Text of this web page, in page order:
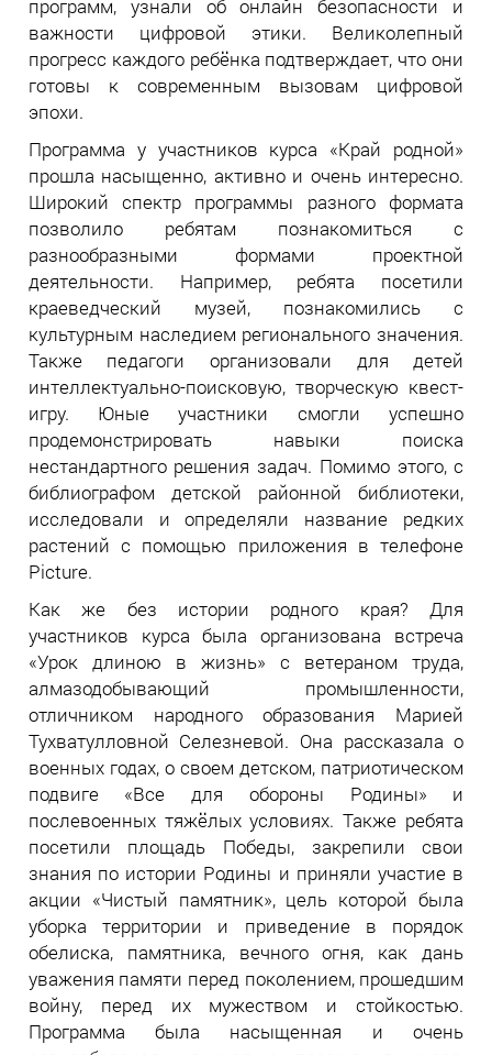
программ, узнали об онлайн безопасности и
важности цифровой этики. Великолепный
прогресс каждого ребёнка подтверждает, что они
готовы к современным вызовам цифровой
эпохи.
Программа у участников курса «Край родной»
прошла насыщенно, активно и очень интересно.
Широкий спектр программы разного формата
позволило ребятам познакомиться с
разнообразными формами проектной
деятельности. Например, ребята посетили
краеведческий музей, познакомились с
культурным наследием регионального значения.
Также педагоги организовали для детей
интеллектуально-поисковую, творческую квест-
игру. Юные участники смогли успешно
продемонстрировать навыки поиска
нестандартного решения задач. Помимо этого, с
библиографом детской районной библиотеки,
исследовали и определяли название редких
растений с помощью приложения в телефоне
Picture.
Как же без истории родного края? Для
участников курса была организована встреча
«Урок длиною в жизнь» с ветераном труда,
алмазодобывающий промышленности,
отличником народного образования Марией
Тухватулловной Селезневой. Она рассказала о
военных годах, о своем детском, патриотическом
подвиге «Все для обороны Родины» и
послевоенных тяжёлых условиях. Также ребята
посетили площадь Победы, закрепили свои
знания по истории Родины и приняли участие в
акции «Чистый памятник», цель которой была
уборка территории и приведение в порядок
обелиска, памятника, вечного огня, как дань
уважения памяти перед поколением, прошедшим
войну, перед их мужеством и стойкостью.
Программа была насыщенная и очень